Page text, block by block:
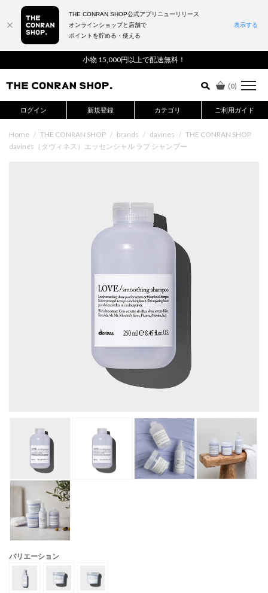
小物 15,000円以上で配送無料！
(0)
ログイン 新規登録 カテゴリ ご利用ガイド
詳細検索はこちら
Home / THE CONRAN SHOP / brands / davines / THE CONRAN SHOP
davines（ダヴィネス）エッセンシャル ラブ シャンプー
バリエーション
THE CONRAN SHOP公式アプリニューリリース
オンラインショップと店舗で
ポイントを貯める・使える
表示する